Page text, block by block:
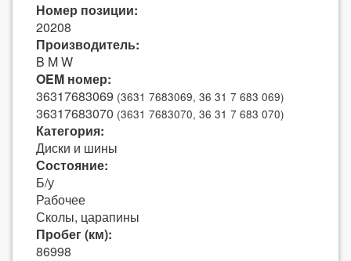
Номер позиции:
20208
Производитель:
B M W
OEM номер:
36317683069 (3631 7683069, 36 31 7 683 069)
36317683070 (3631 7683070, 36 31 7 683 070)
Категория:
Диски и шины
Состояние:
Б/у
Рабочее
Сколы, царапины
Пробег (км):
86998